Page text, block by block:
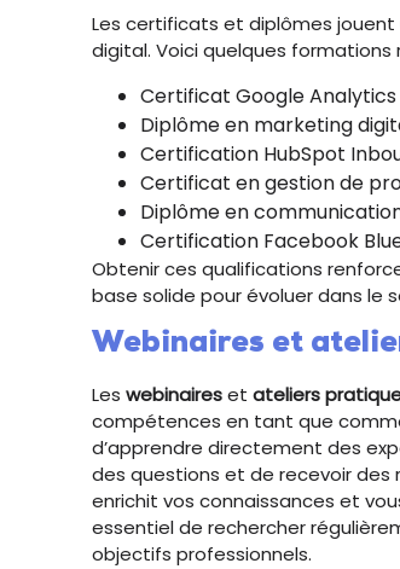
Les certificats et diplômes
digital. Voici quelques
Certificat Google Analytics
Diplôme en marketing
Certification HubSpot
Certificat en gestion de
Diplôme en
Certification Facebook
Obtenir ces qualifications
base solide pour évoluer dans le
Webinaires et
Leswebinairesetateliers
compétences en tant que
d’apprendre directement des
des questions et de recevoir des
enrichit vos connaissances et
essentiel de rechercher
objectifs professionnels.